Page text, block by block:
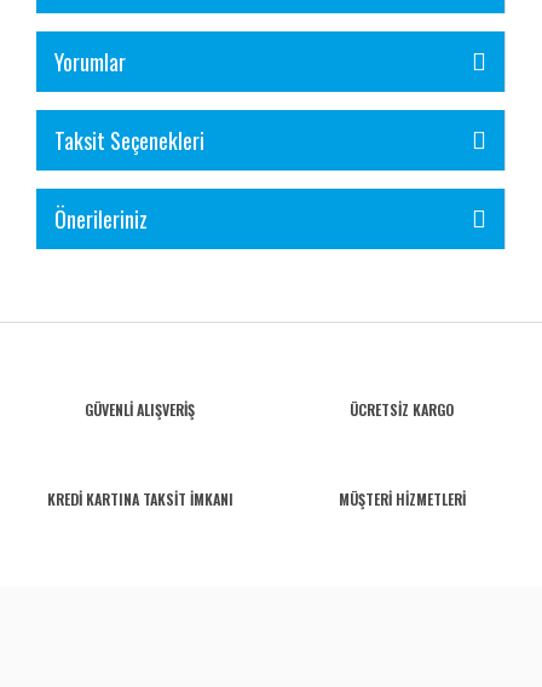
Yorumlar
Taksit Seçenekleri
Önerileriniz
GÜVENLİ ALIŞVERİŞ ÜCRETSİZ KARGO
KREDİ KARTINA TAKSİT İMKANI MÜŞTERİ HİZMETLERİ